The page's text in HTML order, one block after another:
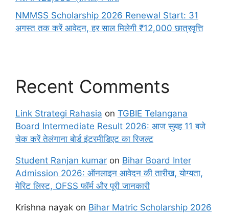
NMMSS Scholarship 2026 Renewal Start: 31
अगस्त तक करें आवेदन, हर साल मिलेगी ₹12,000 छात्रवृत्ति
Recent Comments
Link Strategi Rahasia on TGBIE Telangana
Board Intermediate Result 2026: आज सुबह 11 बजे
चेक करें तेलंगाना बोर्ड इंटरमीडिएट का रिजल्ट
Student Ranjan kumar on Bihar Board Inter
Admission 2026: ऑनलाइन आवेदन की तारीख, योग्यता,
मेरिट लिस्ट, OFSS फॉर्म और पूरी जानकारी
Krishna nayak on Bihar Matric Scholarship 2026